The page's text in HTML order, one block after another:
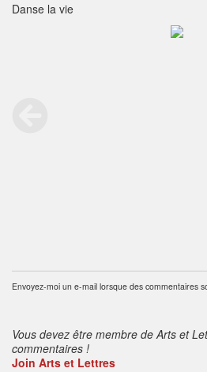
Danse la vie
Envoyez-moi un e-mail lorsque des commentaires
Vous devez être membre de Arts et
commentaires !
Join Arts et Lettres